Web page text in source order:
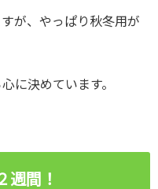
が、やっぱり秋冬用が
に決めています。
週間！